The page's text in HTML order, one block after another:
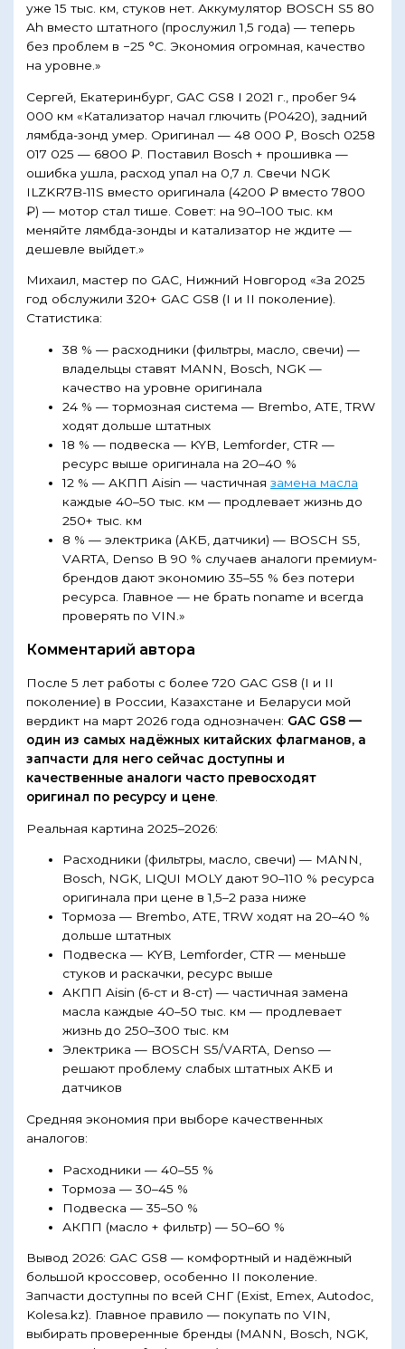
уже 15 тыс. км, стуков нет. Аккумулятор BOSCH S5 80
Ah вместо штатного (прослужил 1,5 года) — теперь
без проблем в −25 °C. Экономия огромная, качество
на уровне.»
Сергей, Екатеринбург, GAC GS8 I 2021 г., пробег 94
000 км «Катализатор начал глючить (P0420), задний
лямбда-зонд умер. Оригинал — 48 000 ₽, Bosch 0258
017 025 — 6800 ₽. Поставил Bosch + прошивка —
ошибка ушла, расход упал на 0,7 л. Свечи NGK
ILZKR7B-11S вместо оригинала (4200 ₽ вместо 7800
₽) — мотор стал тише. Совет: на 90–100 тыс. км
меняйте лямбда-зонды и катализатор не ждите —
дешевле выйдет.»
Михаил, мастер по GAC, Нижний Новгород «За 2025
год обслужили 320+ GAC GS8 (I и II поколение).
Статистика:
38 % — расходники (фильтры, масло, свечи) —
владельцы ставят MANN, Bosch, NGK —
качество на уровне оригинала
24 % — тормозная система — Brembo, ATE, TRW
ходят дольше штатных
18 % — подвеска — KYB, Lemforder, CTR —
ресурс выше оригинала на 20–40 %
12 % — АКПП Aisin — частичнаязамена масла
каждые 40–50 тыс. км — продлевает жизнь до
250+ тыс. км
8 % — электрика (АКБ, датчики) — BOSCH S5,
VARTA, Denso В 90 % случаев аналоги премиум-
брендов дают экономию 35–55 % без потери
ресурса. Главное — не брать noname и всегда
проверять по VIN.»
Комментарий автора
После 5 лет работы с более 720 GAC GS8 (I и II
поколение) в России, Казахстане и Беларуси мой
вердикт на март 2026 года однозначен: GAC GS8 —
один из самых надёжных китайских флагманов, а
запчасти для него сейчас доступны и
качественные аналоги часто превосходят
оригинал по ресурсу и цене
Реальная картина 2025–2026:
Расходники (фильтры, масло, свечи) — MANN,
Bosch, NGK, LIQUI MOLY дают 90–110 % ресурса
оригинала при цене в 1,5–2 раза ниже
Тормоза — Brembo, ATE, TRW ходят на 20–40 %
дольше штатных
Подвеска — KYB, Lemforder, CTR — меньше
стуков и раскачки, ресурс выше
АКПП Aisin (6-ст и 8-ст) — частичная замена
масла каждые 40–50 тыс. км — продлевает
жизнь до 250–300 тыс. км
Электрика — BOSCH S5/VARTA, Denso —
решают проблему слабых штатных АКБ и
датчиков
Средняя экономия при выборе качественных
аналогов:
Расходники — 40–55 %
Тормоза — 30–45 %
Подвеска — 35–50 %
АКПП (масло + фильтр) — 50–60 %
Вывод 2026: GAC GS8 — комфортный и надёжный
большой кроссовер, особенно II поколение.
Запчасти доступны по всей СНГ (Exist, Emex, Autodoc,
Kolesa.kz). Главное правило — покупать по VIN,
выбирать проверенные бренды (MANN, Bosch, NGK,